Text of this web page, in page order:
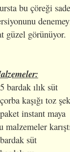
bu çöreği
güzel görünüyor.
bardak ılık süt
kaşığı toz
instant maya
malzemeler
süt